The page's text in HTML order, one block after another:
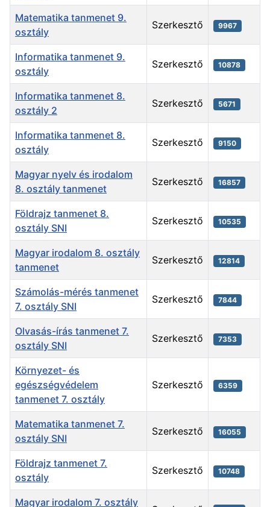
Matematika tanmenet 9.
osztály
Szerkesztő 9967
Informatika tanmenet 9.
osztály
Szerkesztő 10878
Informatika tanmenet 8.
osztály 2
Szerkesztő 5671
Informatika tanmenet 8.
osztály
Szerkesztő 9150
Magyar nyelv és irodalom
8. osztály tanmenet
Szerkesztő 16857
Földrajz tanmenet 8.
osztály SNI
Szerkesztő 10535
Magyar irodalom 8. osztály
tanmenet
Szerkesztő 12814
Számolás-mérés tanmenet
7. osztály SNI
Szerkesztő 7844
Olvasás-írás tanmenet 7.
osztály SNI
Szerkesztő 7353
Környezet- és
egészségvédelem
tanmenet 7. osztály
Szerkesztő 6359
Matematika tanmenet 7.
osztály SNI
Szerkesztő 16055
Földrajz tanmenet 7.
osztály
Szerkesztő 10748
Magyar irodalom 7. osztály